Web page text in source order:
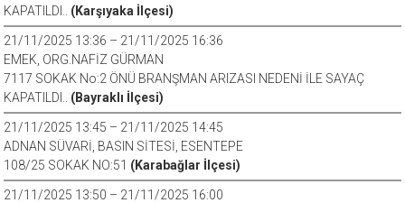
KAPATILDI.. (Karşıyaka İlçesi)
21/11/2025 13:36 – 21/11/2025 16:36
EMEK, ORG.NAFİZ GÜRMAN
7117 SOKAK No:2 ÖNÜ BRANŞMAN ARIZASI NEDENİ İLE SAYAÇ
KAPATILDI.. (Bayraklı İlçesi)
21/11/2025 13:45 – 21/11/2025 14:45
ADNAN SÜVARİ, BASIN SİTESİ, ESENTEPE
108/25 SOKAK NO:51 (Karabağlar İlçesi)
21/11/2025 13:50 – 21/11/2025 16:00